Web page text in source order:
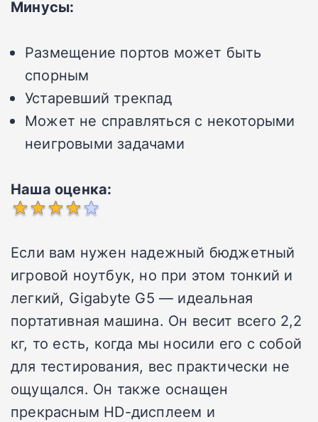
Минусы:
Размещение портов может быть
спорным
Устаревший трекпад
Может не справляться с некоторыми
неигровыми задачами
Наша оценка:
Если вам нужен надежный бюджетный
игровой ноутбук, но при этом тонкий и
легкий, Gigabyte G5 — идеальная
портативная машина. Он весит всего 2,2
кг, то есть, когда мы носили его с собой
для тестирования, вес практически не
ощущался. Он также оснащен
прекрасным HD-дисплеем и